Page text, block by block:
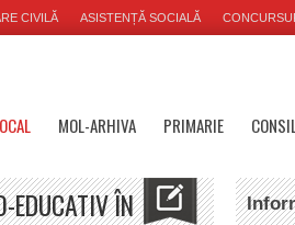
CIVILĂ ASISTENȚĂ SOCIALĂ
MOL-ARHIVA PRIMARIE
EDUCATIV ÎN